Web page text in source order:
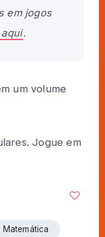
em jogos
.
um volume
Jogue em
Matemática